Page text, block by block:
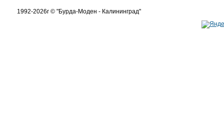
1992-2026г © "Бурда-Моден - Калининград"